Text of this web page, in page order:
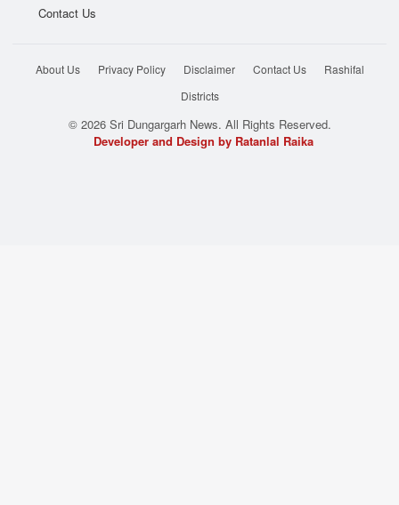
Contact Us
About Us Privacy Policy Disclaimer Contact Us
Rashifal
Districts
© 2026 Sri Dungargarh News. All Rights Reserved.
Developer and Design by Ratanlal Raika